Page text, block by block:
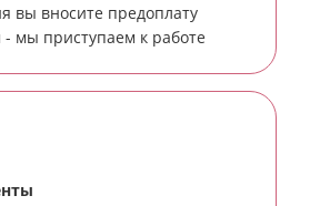
вы вносите предоплату
мы приступаем к работе